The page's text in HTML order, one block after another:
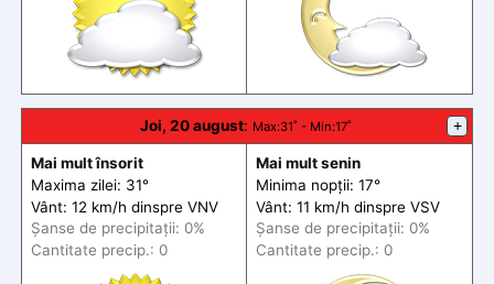
Joi, 20 august: Max:31˚ - Min:17˚ +
Mai mult însorit
Maxima zilei: 31°
Vânt: 12 km/h dinspre VNV
Șanse de precipitații: 0%
Cantitate precip.: 0
Mai mult senin
Minima nopții: 17°
Vânt: 11 km/h dinspre VSV
Șanse de precipitații: 0%
Cantitate precip.: 0